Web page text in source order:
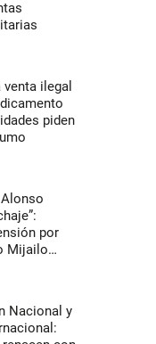
ilegal
piden
por
Mijailo
Nacional y